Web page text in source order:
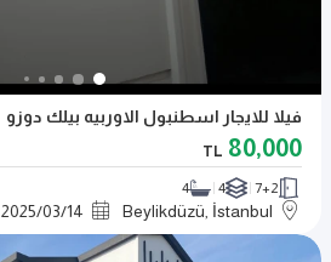
فيلا للايجار اسطنبول الاوربيه بيلك دوزو
80,000
TL
7+2
4
4
Beylikdüzü, İstanbul
2025/03/14